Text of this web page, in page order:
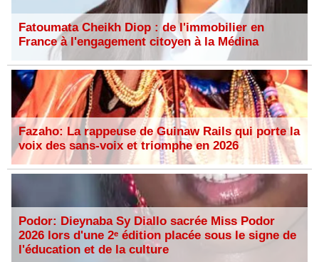
Fatoumata Cheikh Diop : de l'immobilier en
France à l'engagement citoyen à la Médina
Fazaho: La rappeuse de Guinaw Rails qui porte la
voix des sans-voix et triomphe en 2026
Podor: Dieynaba Sy Diallo sacrée Miss Podor
2026 lors d'une 2ᵉ édition placée sous le signe de
l'éducation et de la culture